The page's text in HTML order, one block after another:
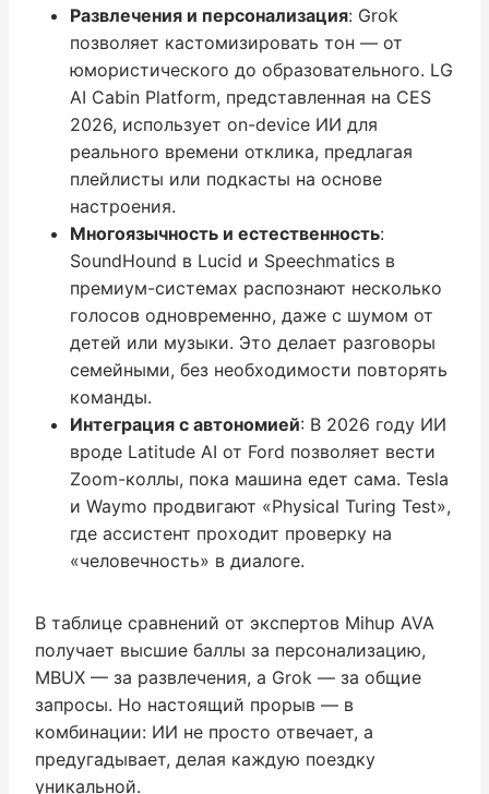
Развлечения и персонализация: Grok
позволяет кастомизировать тон — от
юмористического до образовательного. LG
AI Cabin Platform, представленная на CES
2026, использует on-device ИИ для
реального времени отклика, предлагая
плейлисты или подкасты на основе
настроения.
Многоязычность и естественность:
SoundHound в Lucid и Speechmatics в
премиум-системах распознают несколько
голосов одновременно, даже с шумом от
детей или музыки. Это делает разговоры
семейными, без необходимости повторять
команды.
Интеграция с автономией: В 2026 году ИИ
вроде Latitude AI от Ford позволяет вести
Zoom-коллы, пока машина едет сама. Tesla
и Waymo продвигают «Physical Turing Test»,
где ассистент проходит проверку на
«человечность» в диалоге.
В таблице сравнений от экспертов Mihup AVA
получает высшие баллы за персонализацию,
MBUX — за развлечения, а Grok — за общие
запросы. Но настоящий прорыв — в
комбинации: ИИ не просто отвечает, а
предугадывает, делая каждую поездку
уникальной.